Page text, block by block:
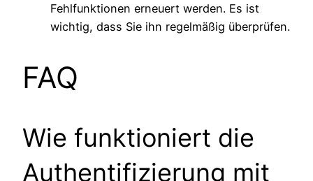
Fehlfunktionen erneuert werden. Es ist
wichtig, dass Sie ihn regelmäßig überprüfen.
FAQ
Wie funktioniert die
Authentifizierung mit